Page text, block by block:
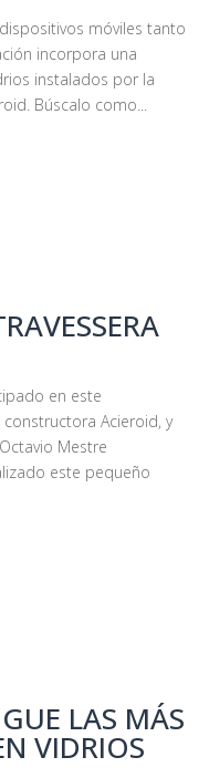
móviles tanto
incorpora una
instalados por la
Búscalo como...
en este
Acieroid, y
Mestre
este pequeño
LAS MÁS
VIDRIOS